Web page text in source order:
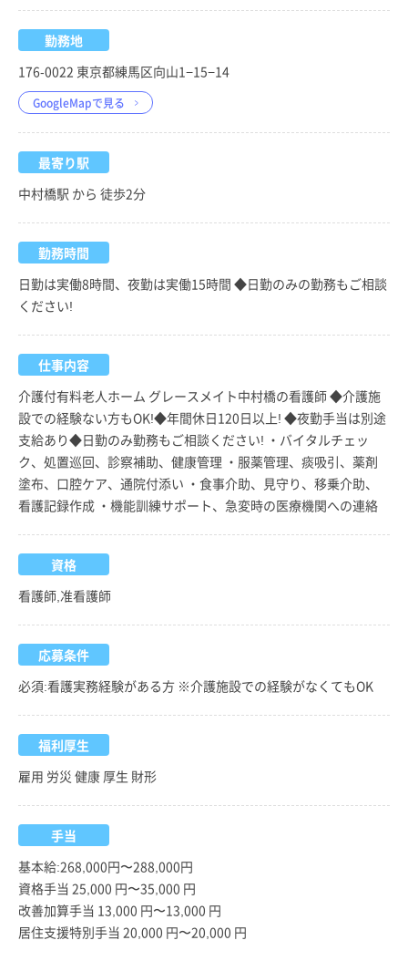
勤務地
176-0022 東京都練馬区向山1−15−14
GoogleMapで見る
最寄り駅
中村橋駅 から 徒歩2分
勤務時間
日勤は実働8時間、夜勤は実働15時間 ◆日勤のみの勤務もご相談
ください!
仕事内容
介護付有料老人ホーム グレースメイト中村橋の看護師 ◆介護施
設での経験ない方もOK!◆年間休日120日以上! ◆夜勤手当は別途
支給あり◆日勤のみ勤務もご相談ください! ・バイタルチェッ
ク、処置巡回、診察補助、健康管理 ・服薬管理、痰吸引、薬剤
塗布、口腔ケア、通院付添い ・食事介助、見守り、移乗介助、
看護記録作成 ・機能訓練サポート、急変時の医療機関への連絡
資格
看護師,准看護師
応募条件
必須:看護実務経験がある方 ※介護施設での経験がなくてもOK
福利厚生
雇用 労災 健康 厚生 財形
手当
基本給:268,000円〜288,000円
資格手当 25,000 円〜35,000 円
改善加算手当 13,000 円〜13,000 円
居住支援特別手当 20,000 円〜20,000 円